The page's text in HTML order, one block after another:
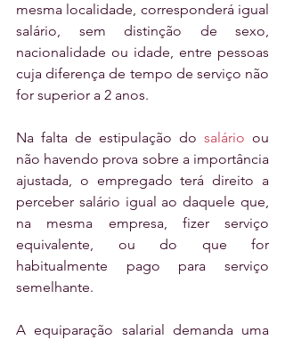
mesma localidade, corresponderá igual
salário, sem distinção de sexo,
nacionalidade ou idade, entre pessoas
cuja diferença de tempo de serviço não
for superior a 2 anos.
Na falta de estipulação do salário ou
não havendo prova sobre a importância
ajustada, o empregado terá direito a
perceber salário igual ao daquele que,
na mesma empresa, fizer serviço
equivalente, ou do que for
habitualmente pago para serviço
semelhante.
A equiparação salarial demanda uma